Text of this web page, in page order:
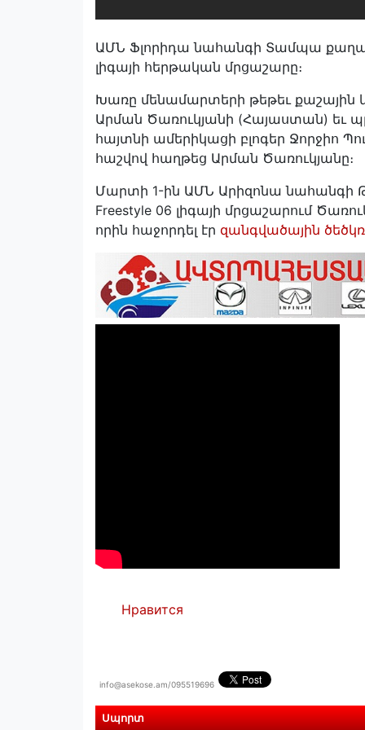
ԱՄՆ Ֆլորիդա նահանգի Տամպա
լիգայի հերթական մրցաշարը։
Խառը մենամարտերի թեթեւ քաշային
Արման Ծառուկյանի (Հայաստան) եւ
հայտնի ամերիկացի բլոգեր Ջորջիո
հաշվով հաղթեց Արման Ծառուկյանը։
Մարտի 1-ին ԱՄՆ Արիզոնա նահանգի
Freestyle 06 լիգայի մրցաշարում
որին հաջորդել էր զանգվածային
Нравится
info@asekose.am/095519696
Սպորտ